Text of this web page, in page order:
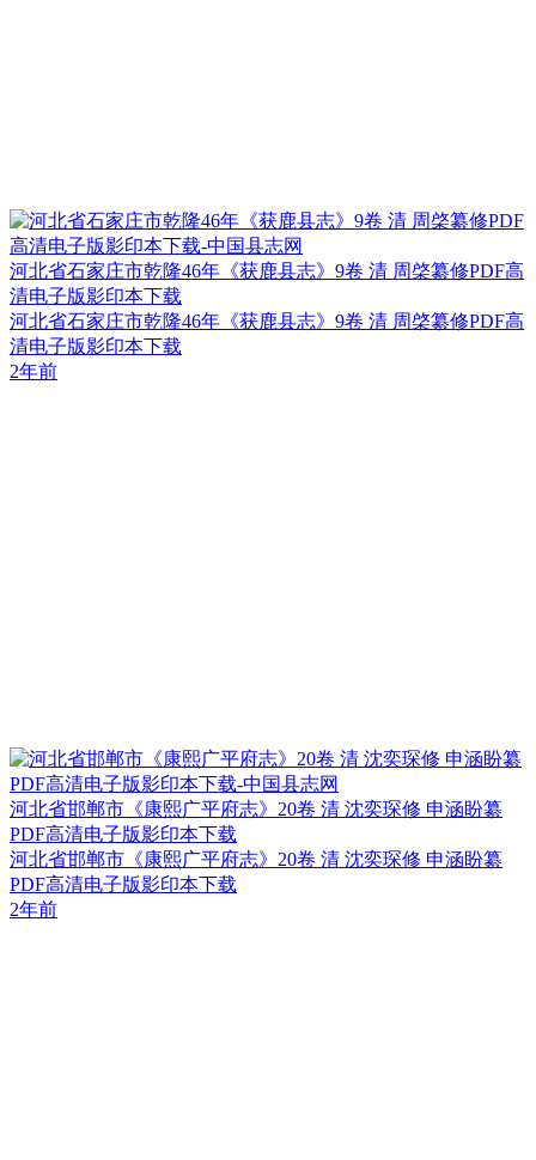
河北省石家庄市乾隆46年《获鹿县志》9卷 清 周棨纂修PDF高
清电子版影印本下载
河北省石家庄市乾隆46年《获鹿县志》9卷 清 周棨纂修PDF高
清电子版影印本下载
2年前
河北省邯郸市《康熙广平府志》20卷 清 沈奕琛修 申涵盼纂
PDF高清电子版影印本下载
河北省邯郸市《康熙广平府志》20卷 清 沈奕琛修 申涵盼纂
PDF高清电子版影印本下载
2年前